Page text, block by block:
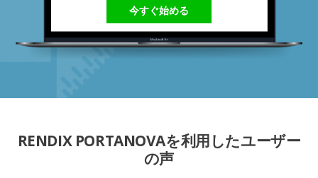
今すぐ始める
RENDIX PORTANOVAを利用したユーザー
の声